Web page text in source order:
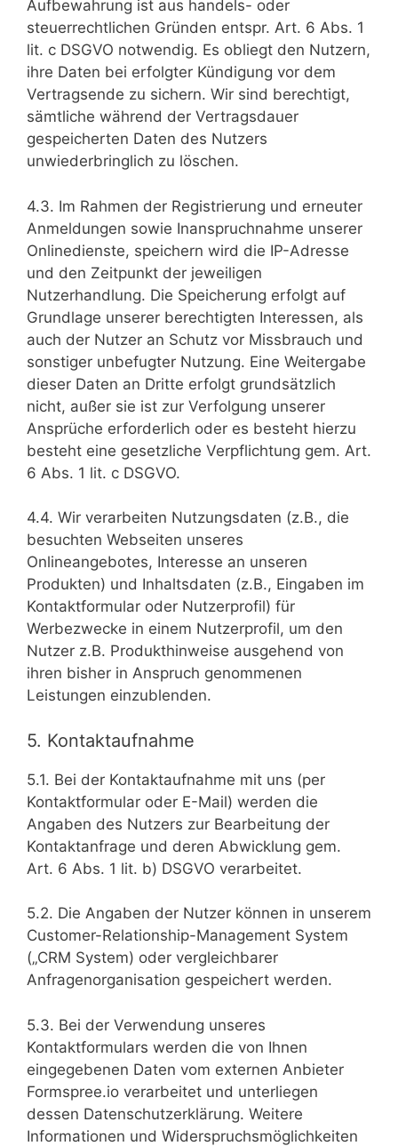
Aufbewahrung ist aus handels- oder
steuerrechtlichen Gründen entspr. Art. 6 Abs. 1
lit. c DSGVO notwendig. Es obliegt den Nutzern,
ihre Daten bei erfolgter Kündigung vor dem
Vertragsende zu sichern. Wir sind berechtigt,
sämtliche während der Vertragsdauer
gespeicherten Daten des Nutzers
unwiederbringlich zu löschen.
4.3. Im Rahmen der Registrierung und erneuter
Anmeldungen sowie Inanspruchnahme unserer
Onlinedienste, speichern wird die IP-Adresse
und den Zeitpunkt der jeweiligen
Nutzerhandlung. Die Speicherung erfolgt auf
Grundlage unserer berechtigten Interessen, als
auch der Nutzer an Schutz vor Missbrauch und
sonstiger unbefugter Nutzung. Eine Weitergabe
dieser Daten an Dritte erfolgt grundsätzlich
nicht, außer sie ist zur Verfolgung unserer
Ansprüche erforderlich oder es besteht hierzu
besteht eine gesetzliche Verpflichtung gem. Art.
6 Abs. 1 lit. c DSGVO.
4.4. Wir verarbeiten Nutzungsdaten (z.B., die
besuchten Webseiten unseres
Onlineangebotes, Interesse an unseren
Produkten) und Inhaltsdaten (z.B., Eingaben im
Kontaktformular oder Nutzerprofil) für
Werbezwecke in einem Nutzerprofil, um den
Nutzer z.B. Produkthinweise ausgehend von
ihren bisher in Anspruch genommenen
Leistungen einzublenden.
5. Kontaktaufnahme
5.1. Bei der Kontaktaufnahme mit uns (per
Kontaktformular oder E-Mail) werden die
Angaben des Nutzers zur Bearbeitung der
Kontaktanfrage und deren Abwicklung gem.
Art. 6 Abs. 1 lit. b) DSGVO verarbeitet.
5.2. Die Angaben der Nutzer können in unserem
Customer-Relationship-Management System
(„CRM System) oder vergleichbarer
Anfragenorganisation gespeichert werden.
5.3. Bei der Verwendung unseres
Kontaktformulars werden die von Ihnen
eingegebenen Daten vom externen Anbieter
Formspree.io verarbeitet und unterliegen
dessen Datenschutzerklärung. Weitere
Informationen und Widerspruchsmöglichkeiten